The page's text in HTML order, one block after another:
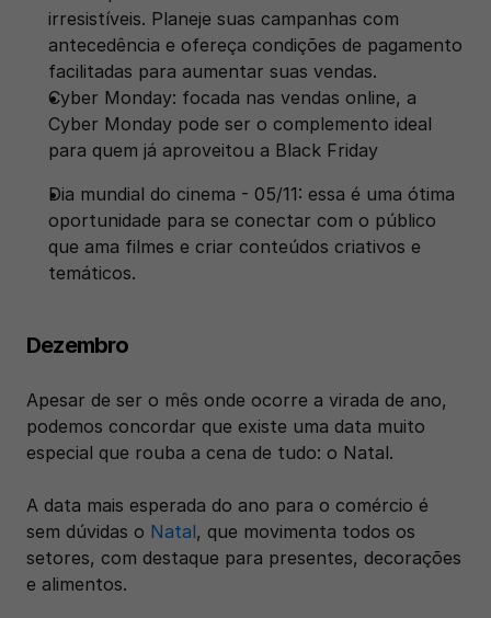
irresistíveis. Planeje suas campanhas com
antecedência e ofereça condições de pagamento
facilitadas para aumentar suas vendas.
Cyber Monday: focada nas vendas online, a
Cyber Monday pode ser o complemento ideal
para quem já aproveitou a Black Friday
Dia mundial do cinema - 05/11: essa é uma ótima
oportunidade para se conectar com o público
que ama filmes e criar conteúdos criativos e
temáticos.
Dezembro
Apesar de ser o mês onde ocorre a virada de ano,
podemos concordar que existe uma data muito
especial que rouba a cena de tudo: o Natal.
A data mais esperada do ano para o comércio é
sem dúvidas o Natal, que movimenta todos os
setores, com destaque para presentes, decorações
e alimentos.